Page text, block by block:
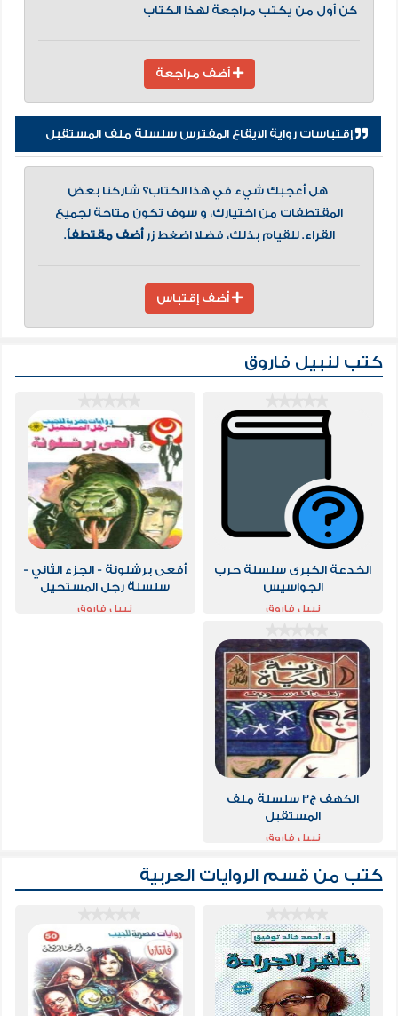
كن أول من يكتب مراجعة لهذا الكتاب
أضف مراجعة
إقتباسات رواية الايقاع المفترس سلسلة ملف المستقبل
هل أعجبك شيء في هذا الكتاب؟ شاركنا بعض
المقتطفات من اختيارك، و سوف تكون متاحة لجميع
القراء. للقيام بذلك، فضلا اضغط زرأضف مقتطفاً.
أضف إقتباس
كتب لنبيل فاروق
الخدعة الكبرى سلسلة حرب
الجواسيس
نبيل فاروق
أفعى برشلونة - الجزء الثاني -
سلسلة رجل المستحيل
نبيل فاروق
الكهف ج3 سلسلة ملف
المستقبل
نبيل فاروق
كتب من قسم الروايات العربية